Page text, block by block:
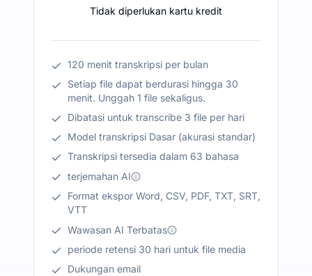
Tidak diperlukan kartu kredit
120 menit transkripsi per bulan
Setiap file dapat berdurasi hingga 30
menit. Unggah 1 file sekaligus.
Dibatasi untuk transcribe 3 file per hari
Model transkripsi Dasar (akurasi standar)
Transkripsi tersedia dalam 63 bahasa
terjemahan AI
Format ekspor Word, CSV, PDF, TXT, SRT,
VTT
Wawasan AI Terbatas
periode retensi 30 hari untuk file media
Dukungan email